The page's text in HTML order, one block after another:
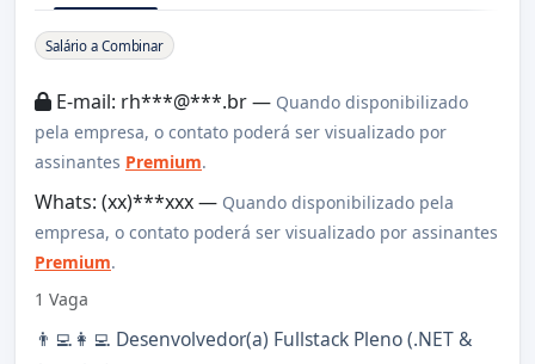
Sobre a Vaga
Salário a Combinar
E-mail: rh***@***.br — Quando disponibilizado
pela empresa, o contato poderá ser visualizado por
assinantes Premium.
Whats: (xx)***xxx — Quando disponibilizado pela
empresa, o contato poderá ser visualizado por assinantes
Premium.
1 Vaga
👨‍💻👩‍💻 Desenvolvedor(a) Fullstack Pleno (.NET &